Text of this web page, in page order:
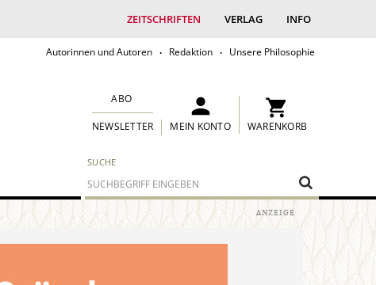
ZEITSCHRIFTEN VERLAG INFO
Autorinnen und Autoren Redaktion Unsere Philosophie
SUCHE
ABO
NEWSLETTER MEIN KONTO WARENKORB